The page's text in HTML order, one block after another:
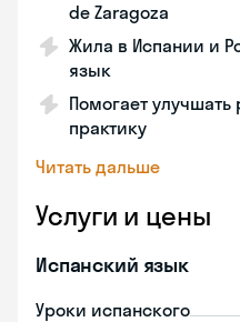
de Zaragoza
Жила в Испании и
язык
Помогает
практику
Читать дальше
Услуги и цены
Испанский язык
Уроки испанского